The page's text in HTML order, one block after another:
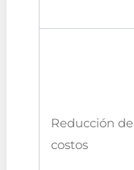
Reducción de
costos